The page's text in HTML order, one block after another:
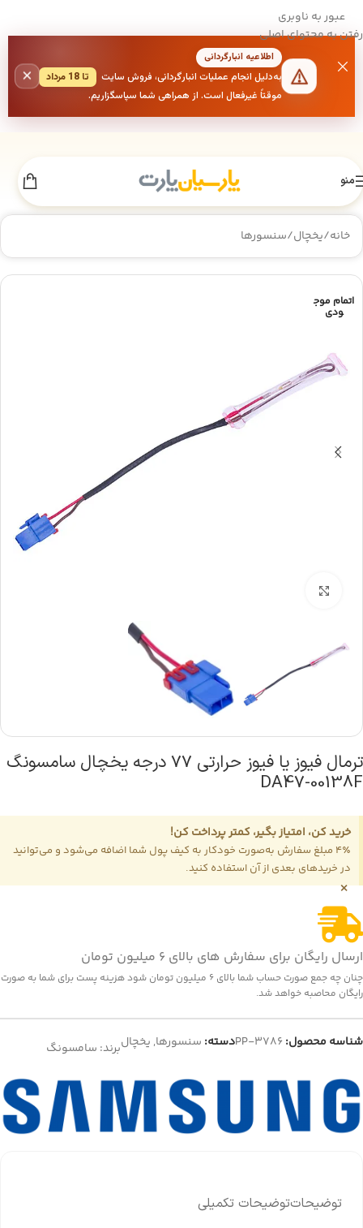
عبور به ناوبری
رفتن به محتوای اصلی
اطلاعیه انبارگردانی
به‌دلیل انجام عملیات انبارگردانی، فروش سایت
تا 18 مرداد
موقتاً غیرفعال است. از همراهی شما سپاسگزاریم.
×
منو
خانه/یخچال/سنسورها
اتمام موج
ودی
ترمال فیوز یا فیوز حرارتی 77 درجه یخچال سامسونگ
DA47-00138F
خرید کن، امتیاز بگیر، کمتر پرداخت کن!
4٪ مبلغ سفارش به‌صورت خودکار به کیف پول شما اضافه می‌شود و می‌توانید
در خریدهای بعدی از آن استفاده کنید.
×
ارسال رایگان برای سفارش های بالای 6 میلیون تومان
چنان چه جمع صورت حساب شما بالای 6 میلیون تومان شود هزینه پست برای شما به صورت
رایگان محاصبه خواهد شد.
شناسه محصول: PP-3786دسته: سنسورها, یخچالبرند: سامسونگ
توضیحاتتوضیحات تکمیلی